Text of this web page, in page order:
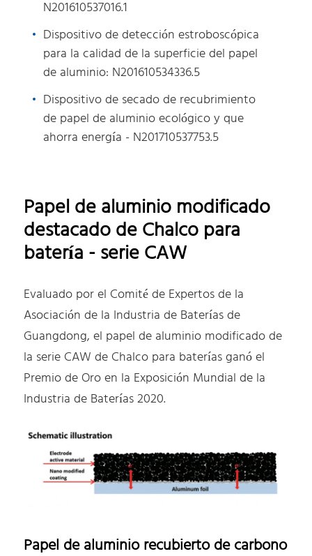
N201610537016.1
Dispositivo de detección estroboscópica
para la calidad de la superficie del papel
de aluminio: N201610534336.5
Dispositivo de secado de recubrimiento
de papel de aluminio ecológico y que
ahorra energía - N201710537753.5
Papel de aluminio modificado
destacado de Chalco para
batería - serie CAW
Evaluado por el Comité de Expertos de la
Asociación de la Industria de Baterías de
Guangdong, el papel de aluminio modificado de
la serie CAW de Chalco para baterías ganó el
Premio de Oro en la Exposición Mundial de la
Industria de Baterías 2020.
Papel de aluminio recubierto de carbono